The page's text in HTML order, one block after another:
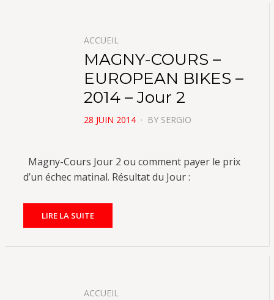
ACCUEIL
MAGNY-COURS –
EUROPEAN BIKES –
2014 – Jour 2
POSTED
28 JUIN 2014 BY SERGIO
Magny-Cours Jour 2 ou comment payer le prix
d’un échec matinal. Résultat du Jour :
LIRE LA SUITE
ACCUEIL